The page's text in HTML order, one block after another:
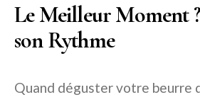
Le Meilleur Moment
son Rythme
Quand déguster votre beurre